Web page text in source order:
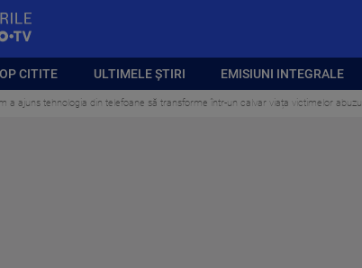
CITITE ULTIMELE ȘTIRI EMISIUNI INTEGRALE
a ajuns tehnologia din telefoane să transforme într-un calvar viața victimelor